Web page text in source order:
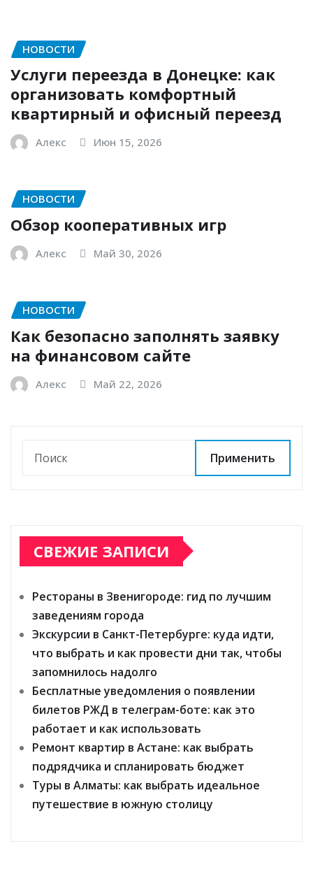
НОВОСТИ
Услуги переезда в Донецке: как
организовать комфортный
квартирный и офисный переезд
Алекс Июн 15, 2026
НОВОСТИ
Обзор кооперативных игр
Алекс Май 30, 2026
НОВОСТИ
Как безопасно заполнять заявку
на финансовом сайте
Алекс Май 22, 2026
Применить
СВЕЖИЕ ЗАПИСИ
Рестораны в Звенигороде: гид по лучшим
заведениям города
Экскурсии в Санкт-Петербурге: куда идти,
что выбрать и как провести дни так, чтобы
запомнилось надолго
Бесплатные уведомления о появлении
билетов РЖД в телеграм-боте: как это
работает и как использовать
Ремонт квартир в Астане: как выбрать
подрядчика и спланировать бюджет
Туры в Алматы: как выбрать идеальное
путешествие в южную столицу